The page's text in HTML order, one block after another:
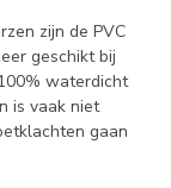
zijn de PVC
geschikt bij
waterdicht
is vaak niet
gaan